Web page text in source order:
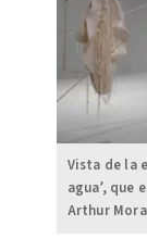
Vista de la
agua’, que
Arthur